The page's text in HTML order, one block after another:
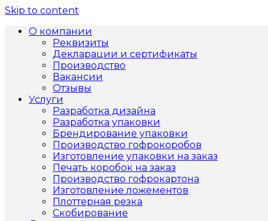
Skip to content
О компании
Реквизиты
Декларации и сертификаты
Производство
Вакансии
Отзывы
Услуги
Разработка дизайна
Разработка упаковки
Брендирование упаковки
Производство гофрокоробов
Изготовление упаковки на заказ
Печать коробок на заказ
Производство гофрокартона
Изготовление ложементов
Плоттерная резка
Скобирование